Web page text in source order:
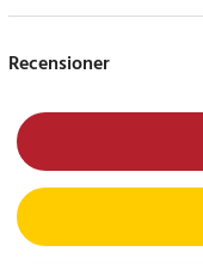
Binatone Z430BT
Delnummer
Artikelnummer:API-111172
Recensioner